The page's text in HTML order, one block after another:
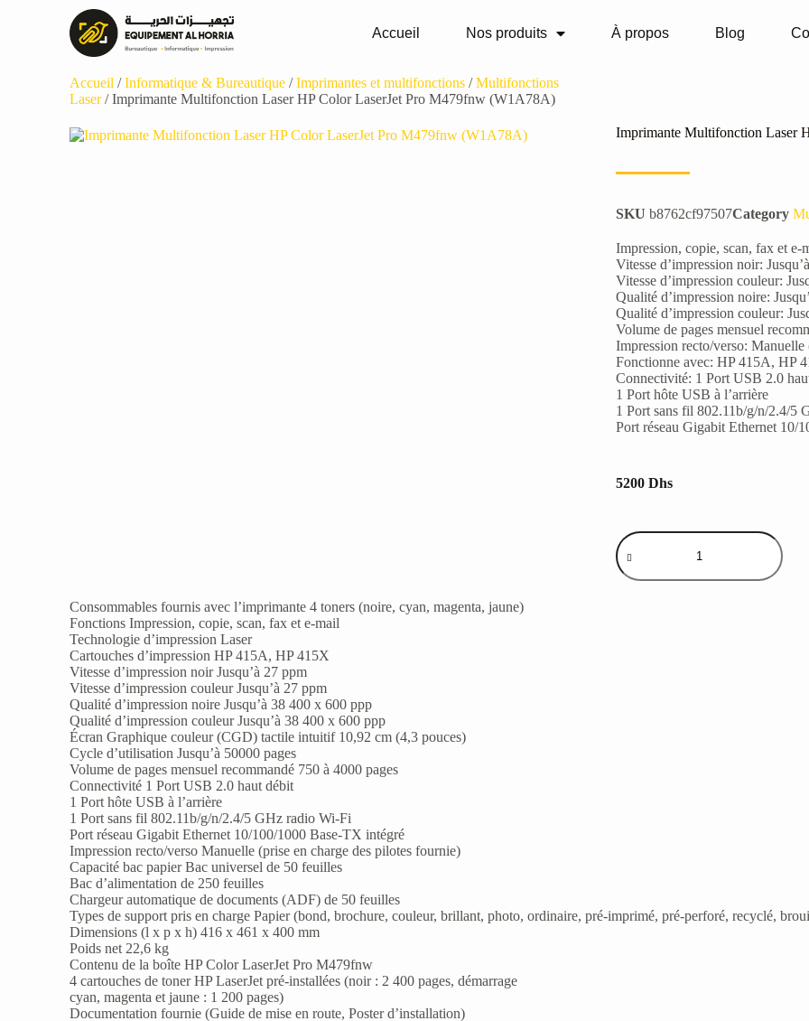
Accueil Nos produits À propos Blog
Accueil /Informatique & Bureautique /Imprimantes et multifonctions /Multifonctions
Laser/ Imprimante Multifonction Laser HP Color LaserJet Pro M479fnw (W1A78A)
Imprimante Multifonction Laser
SKU b8762cf97507Category
Impression, copie, scan, fax et e-
Vitesse d’impression noir:
Vitesse d’impression couleur:
Qualité d’impression noire:
Qualité d’impression couleur:
Volume de pages mensuel
Impression recto/verso:
Fonctionne avec: HP 415A, HP
Connectivité: 1 Port USB 2.0
1 Port hôte USB à l’arrière
1 Port sans fil 802.11b/g/n/2.4/5
Port réseau Gigabit Ethernet 10/
5200 Dhs
Consommables fournis avec l’imprimante 4 toners (noire, cyan, magenta, jaune)
Fonctions Impression, copie, scan, fax et e-mail
Technologie d’impression Laser
Cartouches d’impression HP 415A, HP 415X
Vitesse d’impression noir Jusqu’à 27 ppm
Vitesse d’impression couleur Jusqu’à 27 ppm
Qualité d’impression noire Jusqu’à 38 400 x 600 ppp
Qualité d’impression couleur Jusqu’à 38 400 x 600 ppp
Écran Graphique couleur (CGD) tactile intuitif 10,92 cm (4,3 pouces)
Cycle d’utilisation Jusqu’à 50000 pages
Volume de pages mensuel recommandé 750 à 4000 pages
Connectivité 1 Port USB 2.0 haut débit
1 Port hôte USB à l’arrière
1 Port sans fil 802.11b/g/n/2.4/5 GHz radio Wi-Fi
Port réseau Gigabit Ethernet 10/100/1000 Base-TX intégré
Impression recto/verso Manuelle (prise en charge des pilotes fournie)
Capacité bac papier Bac universel de 50 feuilles
Bac d’alimentation de 250 feuilles
Chargeur automatique de documents (ADF) de 50 feuilles
Types de support pris en charge Papier (bond, brochure, couleur, brillant, photo, ordinaire, pré-imprimé, pré-perforé, recyclé,
Dimensions (l x p x h) 416 x 461 x 400 mm
Poids net 22,6 kg
Contenu de la boîte HP Color LaserJet Pro M479fnw
4 cartouches de toner HP LaserJet pré-installées (noir : 2 400 pages, démarrage
cyan, magenta et jaune : 1 200 pages)
Documentation fournie (Guide de mise en route, Poster d’installation)